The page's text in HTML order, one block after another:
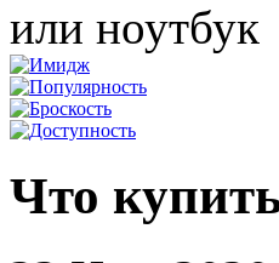
или ноутбук
Что